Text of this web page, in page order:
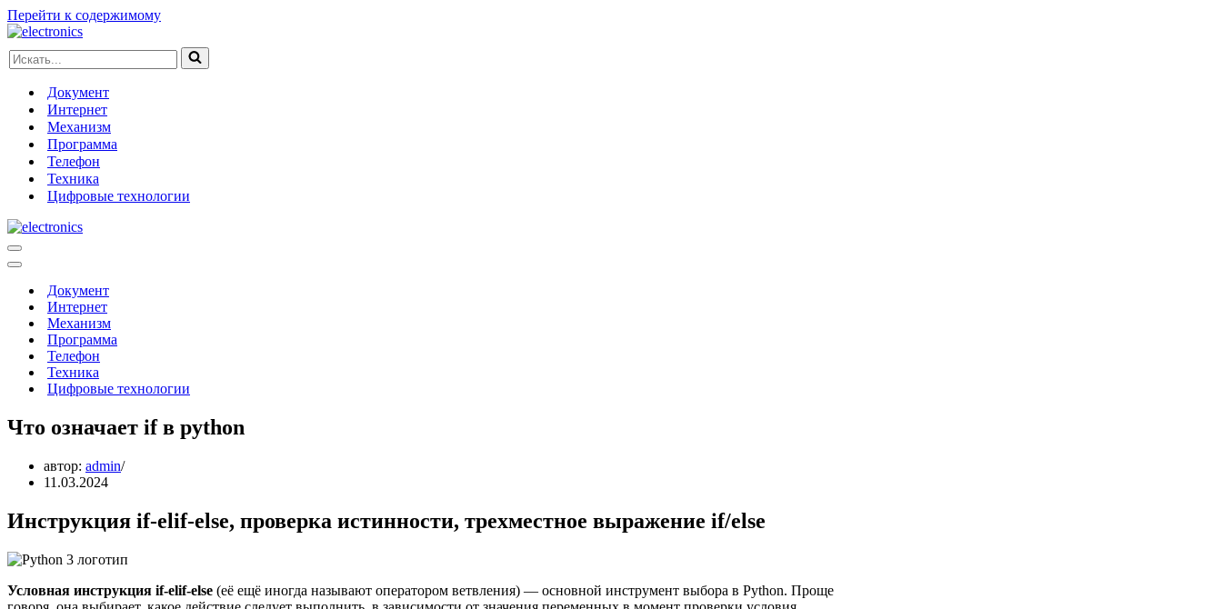
Перейти к содержимому
Искать...
Документ
Интернет
Механизм
Программа
Телефон
Техника
Цифровые технологии
Меню
навигации
Меню
навигацииДокумент
Интернет
Механизм
Программа
Телефон
Техника
Цифровые технологии
Что означает if в python
автор: admin
11.03.2024
Инструкция if-elif-else, проверка истинности, трехместное выражение if/else
Условная инструкция if-elif-else (её ещё иногда называют оператором ветвления) — основной инструмент выбора в Python. Проще